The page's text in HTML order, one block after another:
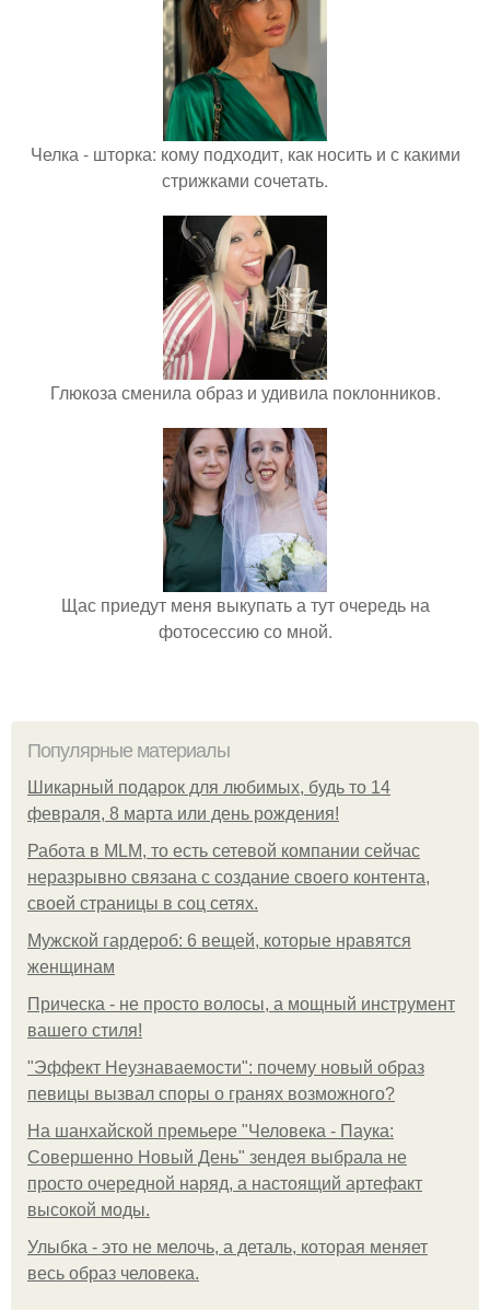
Челка - шторка: кому подходит, как носить и с какими
стрижками сочетать.
Глюкоза сменила образ и удивила поклонников.
Щас приедут меня выкупать а тут очередь на
фотосессию со мной.
Популярные материалы
Шикарный подарок для любимых, будь то 14
февраля, 8 марта или день рождения!
Работа в MLM, то есть сетевой компании сейчас
неразрывно связана с создание своего контента,
своей страницы в соц сетях.
Мужской гардероб: 6 вещей, которые нравятся
женщинам
Прическа - не просто волосы, а мощный инструмент
вашего стиля!
"Эффект Неузнаваемости": почему новый образ
певицы вызвал споры о гранях возможного?
На шанхайской премьере "Человека - Паука:
Совершенно Новый День" зендея выбрала не
просто очередной наряд, а настоящий артефакт
высокой моды.
Улыбка - это не мелочь, а деталь, которая меняет
весь образ человека.